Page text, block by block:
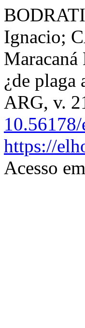
Ignacio;
¿de
ARG, v.
https://
Acesso